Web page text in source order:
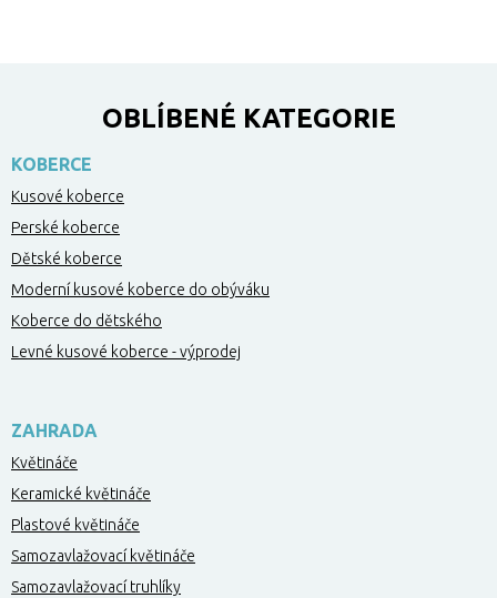
OBLÍBENÉ KATEGORIE
KOBERCE
Kusové koberce
Perské koberce
Dětské koberce
Moderní kusové koberce do obýváku
Koberce do dětského
Levné kusové koberce - výprodej
ZAHRADA
Květináče
Keramické květináče
Plastové květináče
Samozavlažovací květináče
Samozavlažovací truhlíky